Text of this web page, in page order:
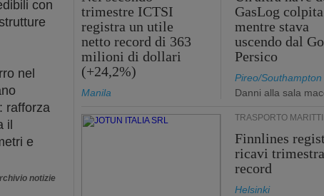
con
nel
rafforza
il
e
notizie
trimestre ICTSI
registra un utile
netto record di 363
milioni di dollari
(+24,2%)
Manila
GasLog colpita
mentre stava
uscendo dal
Persico
Pireo/Southampton
Danni alla sala
TRASPORTO
Finnlines
ricavi
record
Helsinki